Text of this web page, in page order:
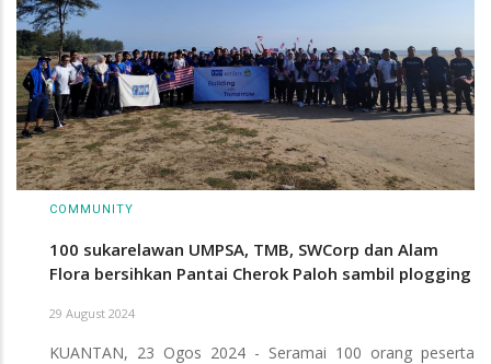
COMMUNITY
100 sukarelawan UMPSA, TMB, SWCorp dan Alam
Flora bersihkan Pantai Cherok Paloh sambil plogging
29 August 2024
KUANTAN, 23 Ogos 2024 - Seramai 100 orang peserta